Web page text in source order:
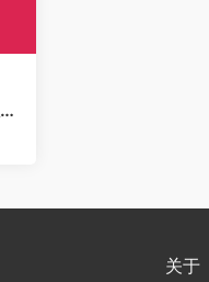
关于